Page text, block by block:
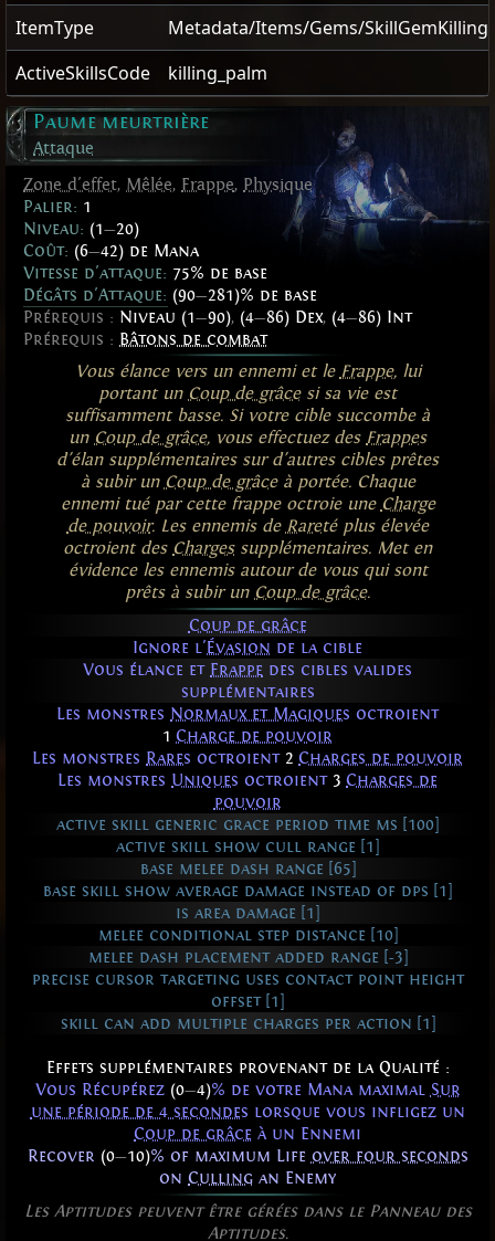
ItemType
Metadata/Items/Gems/
ActiveSkillsCode
killing_palm
Paume meurtrière
Attaque
Zone d'effet, Mêlée, Frappe, Physique
Palier: 1
Niveau: (1—20)
Coût: (6—42) de Mana
Vitesse d'attaque: 75% de base
Dégâts d'Attaque: (90—281)% de base
Prérequis : Niveau (1—90), (4—86) Dex, (4—86) Int
Prérequis : Bâtons de combat
Vous élance vers un ennemi et le Frappe, lui
portant un Coup de grâcesi sa vie est
suffisamment basse. Si votre cible succombe à
un Coup de grâce, vous effectuez des Frappes
d'élan supplémentaires sur d'autres cibles prêtes
à subir un Coup de grâceà portée. Chaque
ennemi tué par cette frappe octroie une Charge
de pouvoir. Les ennemis de Raretéplus élevée
octroient des Chargessupplémentaires. Met en
évidence les ennemis autour de vous qui sont
prêts à subir un Coup de grâce.
Coup de grâce
Ignore l'Évasion de la cible
Vous élance et Frappe des cibles valides
supplémentaires
Les monstres Normaux et Magiques octroient
1 Charge de pouvoir
Les monstres Rares octroient 2 Charges de pouvoir
Les monstres Uniques octroient 3 Charges de
pouvoir
active skill generic grace period time ms [100]
active skill show cull range [1]
base melee dash range [65]
base skill show average damage instead of dps [1]
is area damage [1]
melee conditional step distance [10]
melee dash placement added range [-3]
precise cursor targeting uses contact point height
offset [1]
skill can add multiple charges per action [1]
Effets supplémentaires provenant de la Qualité :
Vous Récupérez (0—4)% de votre Mana maximal Sur
une période de 4 secondes lorsque vous infligez un
Coup de grâce à un Ennemi
Recover (0—10)% of maximum Life over four seconds
on Culling an Enemy
Les Aptitudes peuvent être gérées dans le Panneau des
Aptitudes.